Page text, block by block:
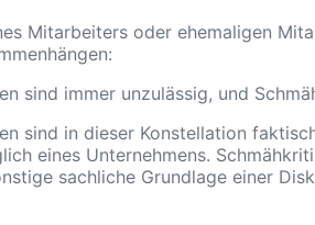
Mitarbeiters oder ehemaligen
sind immer unzulässig, und
sind in dieser Konstellation
eines Unternehmens.
sachliche Grundlage einer